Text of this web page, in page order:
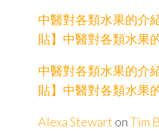
中醫對各類水果的介
貼】中醫對各類水果
中醫對各類水果的介
貼】中醫對各類水果
Alexa Stewart onTim